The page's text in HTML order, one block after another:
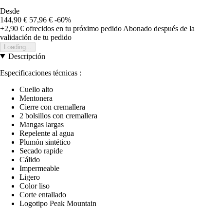
Desde
144,90 € 57,96 € -60%
+2,90 € ofrecidos en tu próximo pedido Abonado después de la
validación de tu pedido
Loading...
Descripción
Especificaciones técnicas :
Cuello alto
Mentonera
Cierre con cremallera
2 bolsillos con cremallera
Mangas largas
Repelente al agua
Plumón sintético
Secado rapide
Cálido
Impermeable
Ligero
Color liso
Corte entallado
Logotipo Peak Mountain